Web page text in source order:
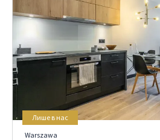
Лише в нас
Warszawa